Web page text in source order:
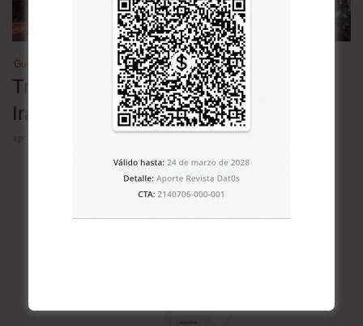
Guerra en Medio Oriente
Tres escenarios para la guerra entre
Irán y Estados Unidos